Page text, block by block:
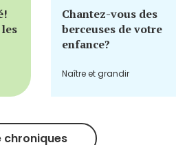
Chantez-vous des
berceuses de votre
enfance?
Naître et grandir
chroniques